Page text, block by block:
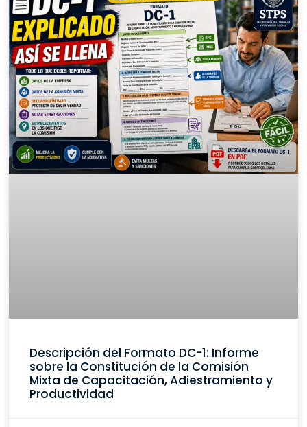
Descripción del Formato DC-1: Informe
sobre la Constitución de la Comisión
Mixta de Capacitación, Adiestramiento y
Productividad